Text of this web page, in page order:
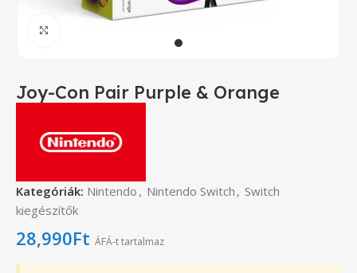
Joy-Con Pair Purple & Orange
Kategóriák: Nintendo , Nintendo Switch , Switch
kiegészítők
28,990Ft ÁFÁ-t tartalmaz